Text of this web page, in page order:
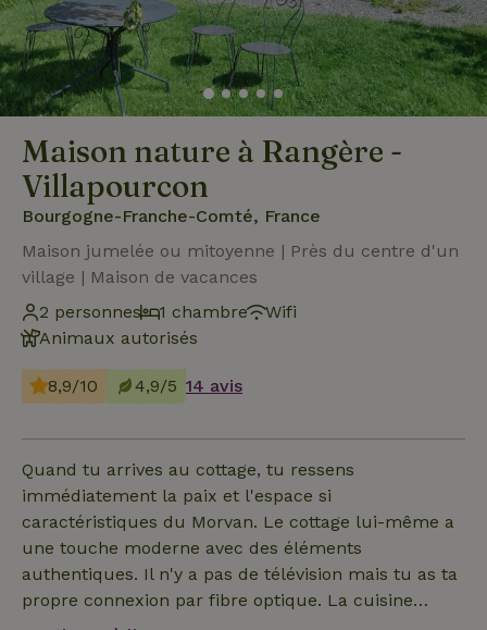
Maison nature à Rangère -
Villapourcon
Bourgogne-Franche-Comté, France
Maison jumelée ou mitoyenne | Près du centre d'un
village | Maison de vacances
2 personnes
1 chambre
Wifi
Animaux autorisés
8,9/10 4,9/5 14 avis
Quand tu arrives au cottage, tu ressens
immédiatement la paix et l'espace si
caractéristiques du Morvan. Le cottage lui-même a
une touche moderne avec des éléments
authentiques. Il n'y a pas de télévision mais tu as ta
propre connexion par fibre optique. La cuisine